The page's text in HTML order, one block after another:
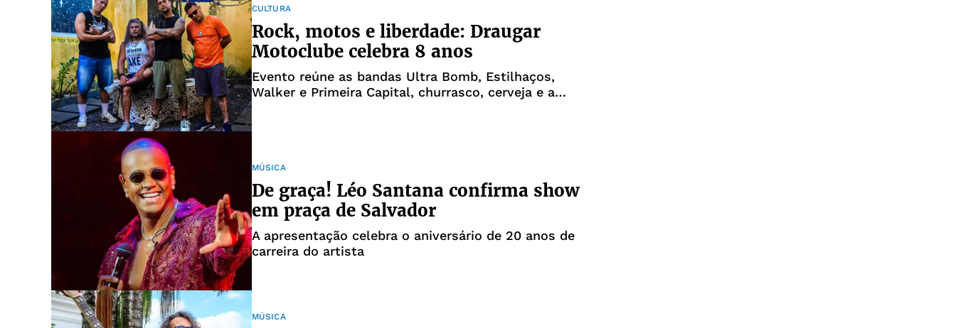
CULTURA
Rock, motos e liberdade: Draugar
Motoclube celebra 8 anos
Evento reúne as bandas Ultra Bomb, Estilhaços,
Walker e Primeira Capital, churrasco, cerveja e a
MÚSICA
De graça! Léo Santana confirma show
em praça de Salvador
A apresentação celebra o aniversário de 20 anos de
carreira do artista
MÚSICA